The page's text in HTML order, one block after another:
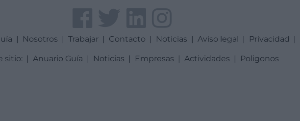
Nosotros Trabajar Contacto Noticias Aviso legal Privacidad
sitio: Anuario Guía Noticias Empresas Actividades Poligonos